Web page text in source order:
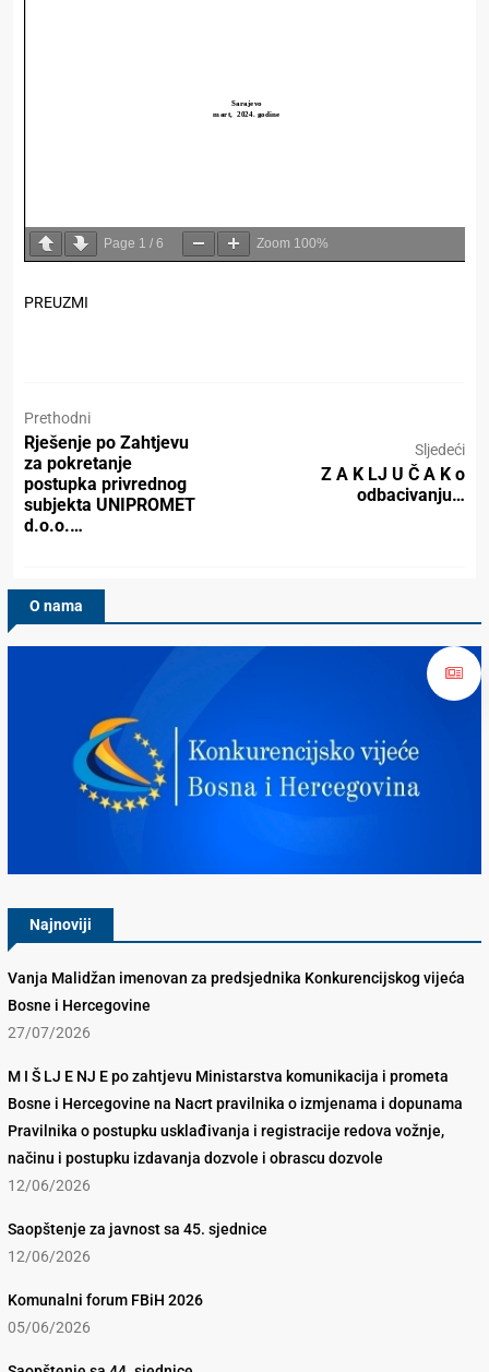
Page 1 / 6 Zoom 100%
PREUZMI
Prethodni
Rješenje po Zahtjevu
za pokretanje
postupka privrednog
subjekta UNIPROMET
d.o.o.…
Sljedeći
Z A K LJ U Č A K o
odbacivanju…
O nama
Najnoviji
Vanja Malidžan imenovan za predsjednika Konkurencijskog vijeća
Bosne i Hercegovine
27/07/2026
M I Š LJ E NJ E po zahtjevu Ministarstva komunikacija i prometa
Bosne i Hercegovine na Nacrt pravilnika o izmjenama i dopunama
Pravilnika o postupku usklađivanja i registracije redova vožnje,
načinu i postupku izdavanja dozvole i obrascu dozvole
12/06/2026
Saopštenje za javnost sa 45. sjednice
12/06/2026
Komunalni forum FBiH 2026
05/06/2026